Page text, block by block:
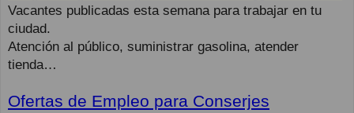
Vacantes publicadas esta semana para trabajar en tu
ciudad.
Atención al público, suministrar gasolina, atender
tienda…
Ofertas de Empleo para Conserjes